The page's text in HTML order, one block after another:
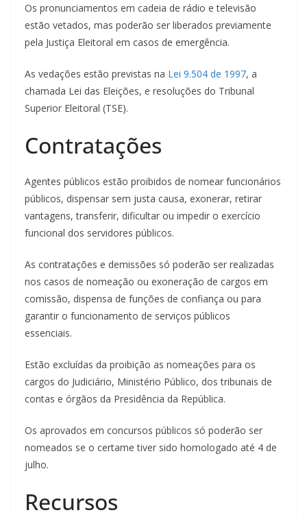
Os pronunciamentos em cadeia de rádio e televisão
estão vetados, mas poderão ser liberados previamente
pela Justiça Eleitoral em casos de emergência.
As vedações estão previstas na Lei 9.504 de 1997, a
chamada Lei das Eleições, e resoluções do Tribunal
Superior Eleitoral (TSE).
Contratações
Agentes públicos estão proibidos de nomear funcionários
públicos, dispensar sem justa causa, exonerar, retirar
vantagens, transferir, dificultar ou impedir o exercício
funcional dos servidores públicos.
As contratações e demissões só poderão ser realizadas
nos casos de nomeação ou exoneração de cargos em
comissão, dispensa de funções de confiança ou para
garantir o funcionamento de serviços públicos
essenciais.
Estão excluídas da proibição as nomeações para os
cargos do Judiciário, Ministério Público, dos tribunais de
contas e órgãos da Presidência da República.
Os aprovados em concursos públicos só poderão ser
nomeados se o certame tiver sido homologado até 4 de
julho.
Recursos